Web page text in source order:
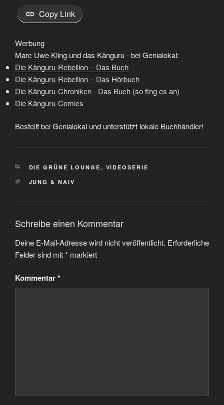
Copy Link
Werbung
Marc Uwe Kling und das Känguru - bei Genialokal:
Die Känguru-Rebellion – Das Buch
Die Känguru-Rebellion – Das Hörbuch
Die Känguru-Chroniken - Das Buch (so fing es an)
Die Känguru-Comics
Bestellt bei Genialokal und unterstützt lokale Buchhändler!
KATEGORIEN
DIE GRÜNE LOUNGE , VIDEOSERIE
SCHLAGWÖRTER
JUNG & NAIV
Schreibe einen Kommentar
Deine E-Mail-Adresse wird nicht veröffentlicht. Erforderliche
Felder sind mit* markiert
Kommentar*